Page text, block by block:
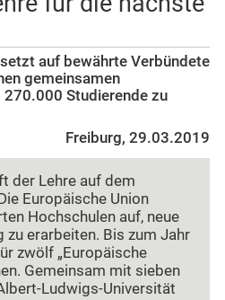
auf bewährte Verbündete
gemeinsamen
Studierende zu
Freiburg, 29.03.2019
der Lehre auf dem
Europäische Union
Hochschulen auf, neue
zu erarbeiten. Bis zum Jahr
zwölf „Europäische
Gemeinsam mit sieben
Ludwigs-Universität